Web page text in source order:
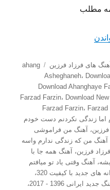
مطلب
آهنگ های فرزاد فرزین برچسب‌ها
ahang
Asheghaneh،
Download Ahanghaye
Farzad Farzin، Download
Farzad Farzin،
اما زندگی نکردنم دست خودم
،
آهنگ من فراموشی
آهنگ من که زندگی ندارم واسه
فرزین،
آهنگ همه جا با
،
آهنگ وقتی یاد تو میافتم
های جدید با کیفیت 320
،
ایرانی 1396 - 2017
،